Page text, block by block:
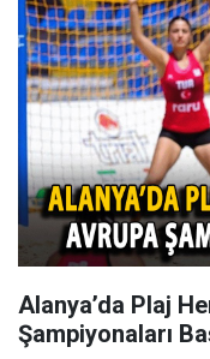
Alanya’da Plaj
Şampiyonaları